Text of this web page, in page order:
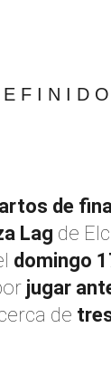
de
Lag de
domingo
jugar
de